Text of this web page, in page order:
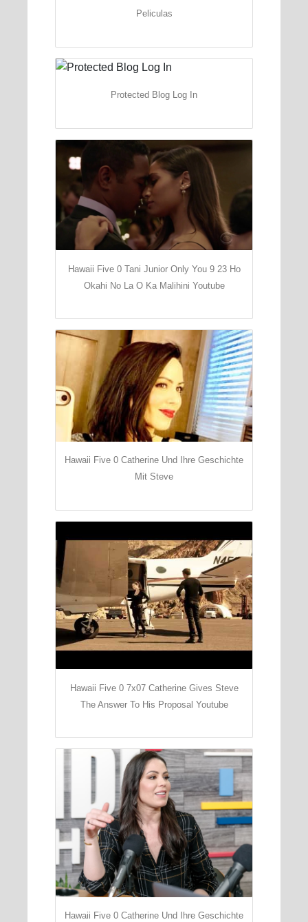
Peliculas
Protected Blog Log In
Hawaii Five 0 Tani Junior Only You 9 23 Ho
Okahi No La O Ka Malihini Youtube
Hawaii Five 0 Catherine Und Ihre Geschichte
Mit Steve
Hawaii Five 0 7x07 Catherine Gives Steve
The Answer To His Proposal Youtube
Hawaii Five 0 Catherine Und Ihre Geschichte